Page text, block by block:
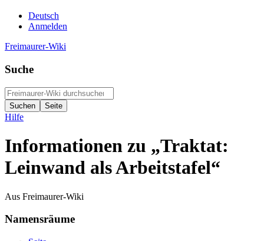
Deutsch
Anmelden
Freimaurer-Wiki
Suche
Hilfe
Informationen zu „Traktat:
Leinwand als Arbeitstafel“
Aus Freimaurer-Wiki
Namensräume